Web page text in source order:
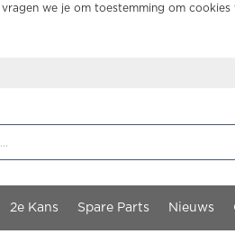
we je om toestemming om cookies
2e Kans Spare Parts Nieuws